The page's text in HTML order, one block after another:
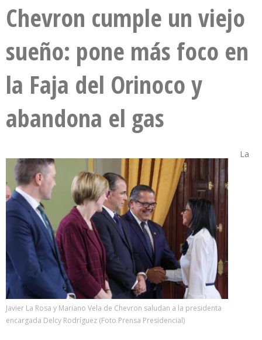
Chevron cumple un viejo
sueño: pone más foco en
la Faja del Orinoco y
abandona el gas
Javier La Rosa y Mariano Vela de Chevron saludan a la presidenta
encargada Delcy Rodríguez (Foto Prensa Presidencial)
La